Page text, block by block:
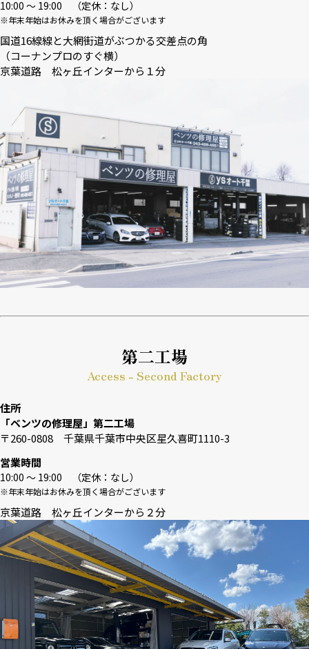
10:00 〜 19:00 （定休：なし）
※年末年始はお休みを頂く場合がございます
国道16線線と大網街道がぶつかる交差点の角
（コーナンプロのすぐ横）
京葉道路 松ヶ丘インターから１分
第二工場
Access - Second Factory
住所
「ベンツの修理屋」第二工場
〒260-0808 千葉県千葉市中央区星久喜町1110-3
営業時間
10:00 〜 19:00 （定休：なし）
※年末年始はお休みを頂く場合がございます
京葉道路 松ヶ丘インターから２分